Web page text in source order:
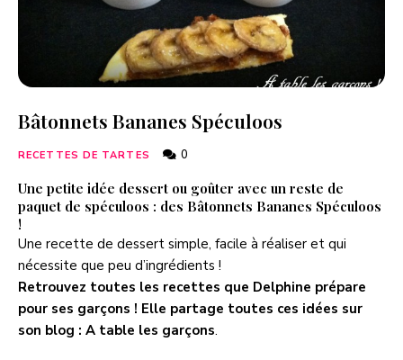
Bâtonnets Bananes Spéculoos
RECETTES DE TARTES 0
Une petite idée dessert ou goûter avec un reste de
paquet de spéculoos : des Bâtonnets Bananes Spéculoos
!
Une recette de dessert simple, facile à réaliser et qui
nécessite que peu d’ingrédients !
Retrouvez toutes les recettes que Delphine prépare
pour ses garçons ! Elle partage toutes ces idées sur
son blog : A table les garçons.